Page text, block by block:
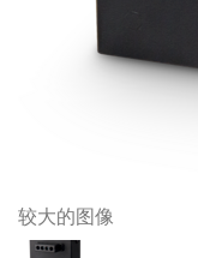
较大的图像